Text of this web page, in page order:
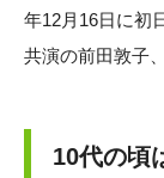
年12月16日に初
共演の前田敦子
10代の頃